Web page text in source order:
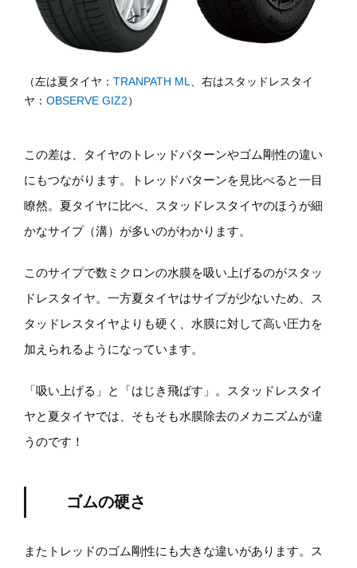
（左は夏タイヤ： TRANPATH ML
、右はスタッドレスタイ
ヤ： OBSERVE GIZ2）
この差は、タイヤのトレッドパターンやゴム剛性の違い
にもつながります。トレッドバターンを見比べると一目
瞭然。夏タイヤに比べ、スタッドレスタイヤのほうが細
かなサイプ（溝）が多いのがわかります。
このサイプで数ミクロンの水膜を吸い上げるのがスタッ
ドレスタイヤ。一方夏タイヤはサイプが少ないため、ス
タッドレスタイヤよりも硬く、水膜に対して高い圧力を
加えられるようになっています。
「吸い上げる」と「はじき飛ばす」。スタッドレスタイ
ヤと夏タイヤでは、そもそも水膜除去のメカニズムが違
うのです！
ゴムの硬さ
またトレッドのゴム剛性にも大きな違いがあります。ス